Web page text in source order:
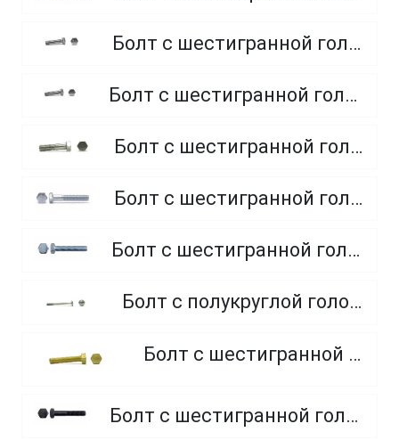
Болт с шестигранной головкой, полная резьба, класс прочности 4.8 и 5.8
Болт с шестигранной головкой, полная резьба, из нержавеющей стали A2 и A4
Болт с шестигранной головкой, неполная резьба, класс прочности 5.8
Болт с шестигранной головкой, неполная резьба, класс прочности 8.8
Болт с шестигранной головкой, полная резьба, класс прочности 10.9 и 12.9
Болт с полукруглой головкой и квадратным подголовником
Болт с шестигранной головкой, из латуни
Болт с шестигранной головкой, неполная резьба, класс прочности 10.9 и 12.9